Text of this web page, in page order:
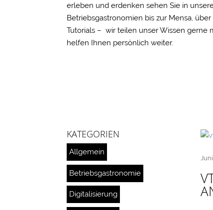
erleben und erdenken sehen Sie in
Betriebsgastronomien bis zur Mensa,
Tutorials – wir teilen unser Wissen gerne
helfen Ihnen persönlich weiter.
KATEGORIEN
Allgemein
Betriebsgastronomie
Digitalisierung